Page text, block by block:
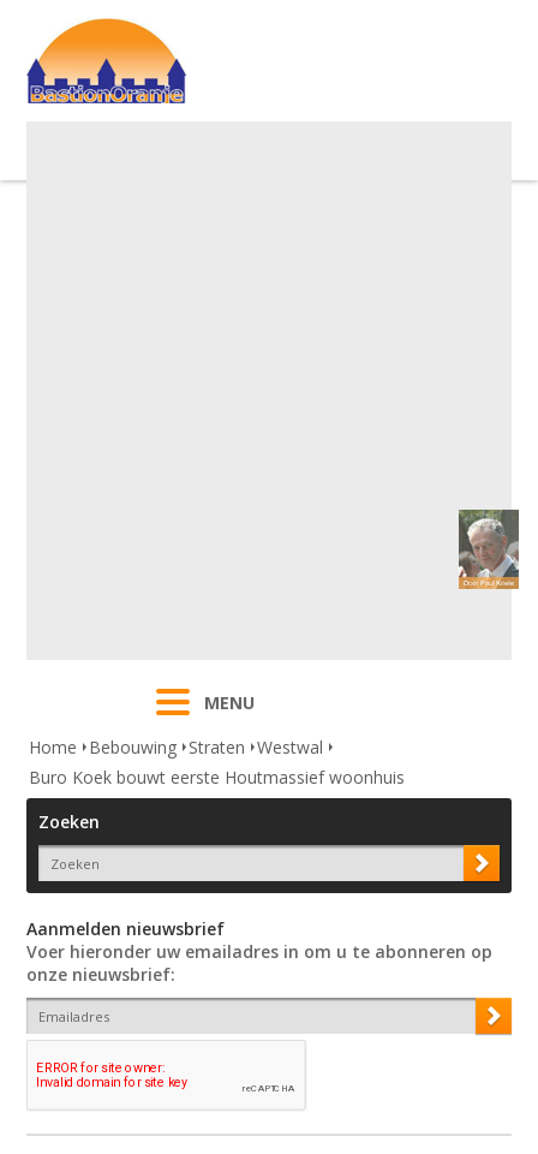
MENU
Home
Bebouwing Straten Westwal
Buro Koek bouwt eerste Houtmassief woonhuis
Zoeken
Aanmelden nieuwsbrief
Voer hieronder uw emailadres in om u te abonneren op
onze nieuwsbrief: